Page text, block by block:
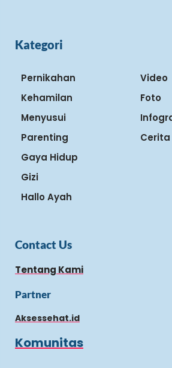
Kategori
Pernikahan
Kehamilan
Menyusui
Parenting
Gaya Hidup
Gizi
Hallo Ayah
Video
Foto
Contact Us
Tentang Kami
Partner
Aksessehat.id
Komunitas